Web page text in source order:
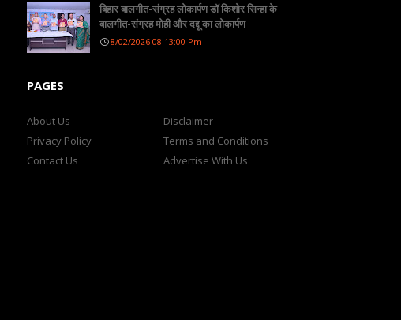
बिहार बालगीत-संग्रह लोकार्पण डॉ किशोर सिन्हा के
बालगीत-संग्रह मोही और दद्दू का लोकार्पण
8/02/2026 08:13:00 Pm
PAGES
About Us
Disclaimer
Privacy Policy
Terms and Conditions
Contact Us
Advertise With Us